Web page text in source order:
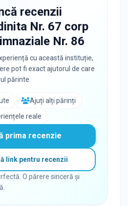
recenzii
Nr. 67 corp
Nr. 86
cu această instituție,
pot fi exact ajutorul de care
părinte.
Ajuți alți părinți
reale
prima recenzie
link pentru recenzii
O părere sinceră și